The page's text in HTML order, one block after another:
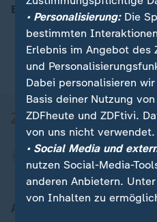
Bilanz seiner Kanzlerschaft.
• Personalisierung:Die
bestimmten
Erlebnis im Angebot des
und
Dabei personalisieren
Basis deiner Nutzung
ZDFheute und ZDFtivi.
von uns nicht verwendet.
• Social Media und
nutzen Social-Media-
anderen Anbietern.
von Inhalten zu